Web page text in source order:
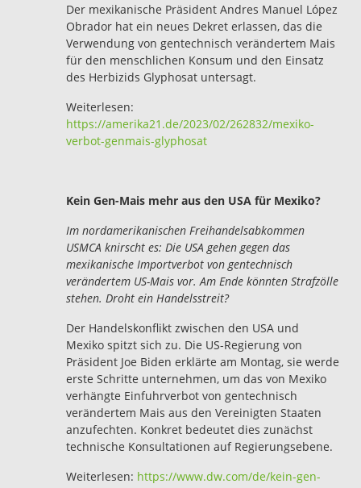
Der mexikanische Präsident Andres Manuel López
Obrador hat ein neues Dekret erlassen, das die
Verwendung von gentechnisch verändertem Mais
für den menschlichen Konsum und den Einsatz
des Herbizids Glyphosat untersagt.
Weiterlesen:
https://amerika21.de/2023/02/262832/mexiko-
verbot-genmais-glyphosat
Kein Gen-Mais mehr aus den USA für Mexiko?
Im nordamerikanischen Freihandelsabkommen
USMCA knirscht es: Die USA gehen gegen das
mexikanische Importverbot von gentechnisch
verändertem US-Mais vor. Am Ende könnten Strafzölle
stehen. Droht ein Handelsstreit?
Der Handelskonflikt zwischen den USA und
Mexiko spitzt sich zu. Die US-Regierung von
Präsident Joe Biden erklärte am Montag, sie werde
erste Schritte unternehmen, um das von Mexiko
verhängte Einfuhrverbot von gentechnisch
verändertem Mais aus den Vereinigten Staaten
anzufechten. Konkret bedeutet dies zunächst
technische Konsultationen auf Regierungsebene.
Weiterlesen: https://www.dw.com/de/kein-gen-